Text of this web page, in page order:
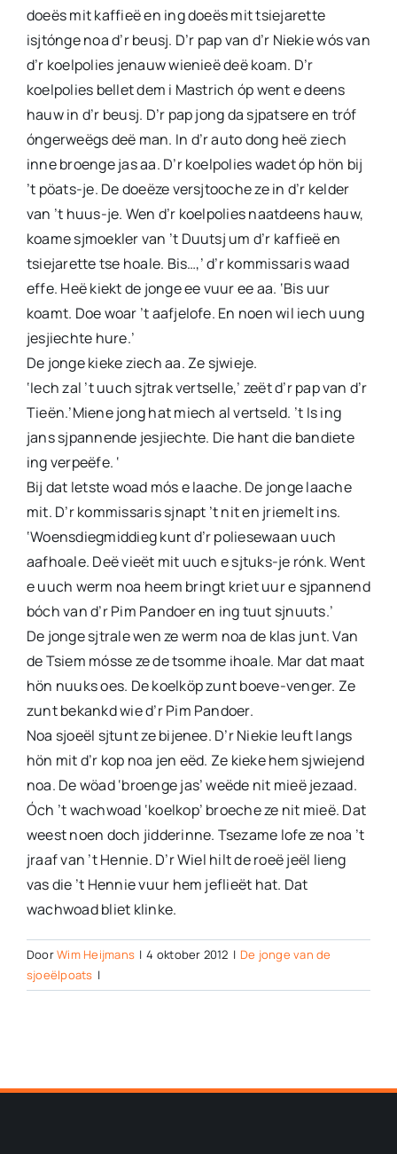
doeës mit kaffieë en ing doeës mit tsiejarette
isjtónge noa d’r beusj. D’r pap van d’r Niekie wós van
d’r koelpolies jenauw wienieë deë koam. D’r
koelpolies bellet dem i Mastrich óp went e deens
hauw in d’r beusj. D’r pap jong da sjpatsere en tróf
óngerweëgs deë man. In d’r auto dong heë ziech
inne broenge jas aa. D’r koelpolies wadet óp hön bij
’t pöats-je. De doeëze versjtooche ze in d’r kelder
van ’t huus-je. Wen d’r koelpolies naatdeens hauw,
koame sjmoekler van ’t Duutsj um d’r kaffieë en
tsiejarette tse hoale. Bis…,’ d’r kommissaris waad
effe. Heë kiekt de jonge ee vuur ee aa. ‘Bis uur
koamt. Doe woar ’t aafjelofe. En noen wil iech uung
jesjiechte hure.’
De jonge kieke ziech aa. Ze sjwieje.
‘Iech zal ’t uuch sjtrak vertselle,’ zeët d’r pap van d’r
Tieën.’Miene jong hat miech al vertseld. ’t Is ing
jans sjpannende jesjiechte. Die hant die bandiete
ing verpeëfe. ‘
Bij dat letste woad mós e laache. De jonge laache
mit. D’r kommissaris sjnapt ’t nit en jriemelt ins.
‘Woensdiegmiddieg kunt d’r poliesewaan uuch
aafhoale. Deë vieët mit uuch e sjtuks-je rónk. Went
e uuch werm noa heem bringt kriet uur e sjpannend
bóch van d’r Pim Pandoer en ing tuut sjnuuts.’
De jonge sjtrale wen ze werm noa de klas junt. Van
de Tsiem mósse ze de tsomme ihoale. Mar dat maat
hön nuuks oes. De koelköp zunt boeve-venger. Ze
zunt bekankd wie d’r Pim Pandoer.
Noa sjoeël sjtunt ze bijenee. D’r Niekie leuft langs
hön mit d’r kop noa jen eëd. Ze kieke hem sjwiejend
noa. De wöad ‘broenge jas’ weëde nit mieë jezaad.
Óch ’t wachwoad ‘koelkop’ broeche ze nit mieë. Dat
weest noen doch jidderinne. Tsezame lofe ze noa ’t
jraaf van ’t Hennie. D’r Wiel hilt de roeë jeël lieng
vas die ’t Hennie vuur hem jeflieët hat. Dat
wachwoad bliet klinke.
DoorWim Heijmans | 4 oktober 2012 | De jonge van de
sjoeëlpoats |